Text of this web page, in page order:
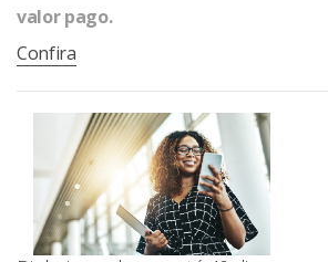
valor pago.
Confira